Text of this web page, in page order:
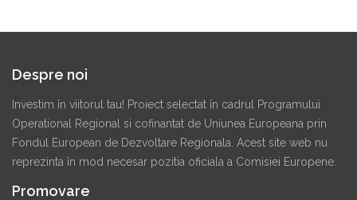
Despre noi
Investim în viitorul tau! Proiect selectat în cadrul Programului
Operational Regional si cofinantat de Uniunea Europeana prin
Fondul European de Dezvoltare Regionala. Acest site web nu
reprezinta în mod necesar pozitia oficiala a Comisiei Europene.
Promovare